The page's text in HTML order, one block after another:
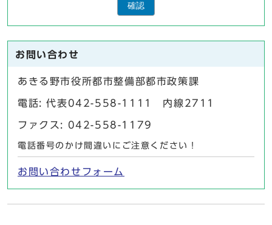
確認
お問い合わせ
あきる野市役所都市整備部都市政策課
電話: 代表042-558-1111 内線2711
ファクス: 042-558-1179
電話番号のかけ間違いにご注意ください！
お問い合わせフォーム